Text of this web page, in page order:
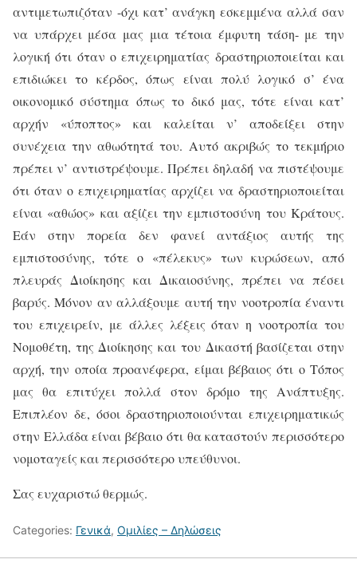
αντιμετωπιζόταν -όχι κατ’ ανάγκη εσκεμμένα αλλά σαν
να υπάρχει μέσα μας μια τέτοια έμφυτη τάση- με την
λογική ότι όταν ο επιχειρηματίας δραστηριοποιείται και
επιδιώκει το κέρδος, όπως είναι πολύ λογικό σ’ ένα
οικονομικό σύστημα όπως το δικό μας, τότε είναι κατ’
αρχήν «ύποπτος» και καλείται ν’ αποδείξει στην
συνέχεια την αθωότητά του. Αυτό ακριβώς το τεκμήριο
πρέπει ν’ αντιστρέψουμε. Πρέπει δηλαδή να πιστέψουμε
ότι όταν ο επιχειρηματίας αρχίζει να δραστηριοποιείται
είναι «αθώος» και αξίζει την εμπιστοσύνη του Κράτους.
Εάν στην πορεία δεν φανεί αντάξιος αυτής της
εμπιστοσύνης, τότε ο «πέλεκυς» των κυρώσεων, από
πλευράς Διοίκησης και Δικαιοσύνης, πρέπει να πέσει
βαρύς. Μόνον αν αλλάξουμε αυτή την νοοτροπία έναντι
του επιχειρείν, με άλλες λέξεις όταν η νοοτροπία του
Νομοθέτη, της Διοίκησης και του Δικαστή βασίζεται στην
αρχή, την οποία προανέφερα, είμαι βέβαιος ότι ο Τόπος
μας θα επιτύχει πολλά στον δρόμο της Ανάπτυξης.
Επιπλέον δε, όσοι δραστηριοποιούνται επιχειρηματικώς
στην Ελλάδα είναι βέβαιο ότι θα καταστούν περισσότερο
νομοταγείς και περισσότερο υπεύθυνοι.
Σας ευχαριστώ θερμώς.
Categories: Γενικά, Ομιλίες – Δηλώσεις